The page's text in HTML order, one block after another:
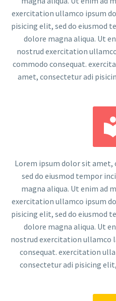
exercitation ullamco ipsum
pisicing elit, sed do eiusmod
dolore magna aliqua. Ut
nostrud exercitation
commodo consequat.
amet, consectetur adi
Lorem ipsum dolor sit
sed do eiusmod tempor
magna aliqua. Ut enim ad
exercitation ullamco ipsum
pisicing elit, sed do eiusmod
dolore magna aliqua. Ut
nostrud exercitation ullamco
consequat. exercitation
consectetur adi pisicing